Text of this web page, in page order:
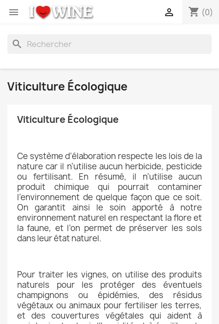
 shopping_cart (0)

search
Viticulture Écologique
Viticulture Écologique
Ce système d’élaboration respecte les lois de la
nature car il n’utilise aucun herbicide, pesticide
ou fertilisant. En résumé, il n’utilise aucun
produit chimique qui pourrait contaminer
l’environnement de quelque façon que ce soit.
On garantit ainsi le soin apporté à notre
environnement naturel en respectant la flore et
la faune, et l’on permet de préserver les sols
dans leur état naturel.
Pour traiter les vignes, on utilise des produits
naturels pour les protéger des éventuels
champignons ou épidémies, des résidus
végétaux ou animaux pour fertiliser les terres,
et des couvertures végétales qui aident à